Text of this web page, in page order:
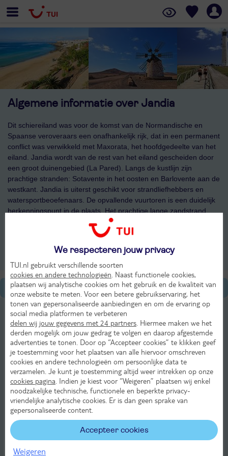
Algemene informatie over Jandia
Dit schiereiland was voor de komst van de Normandische en
Spaanse veroveraars een onafhankelijk rijk, dat in een permanent
conflict was verwikkeld met Maxorata, het hoofdgedeelte van het
eiland. Jandia wordt van de rest van het eiland gescheiden door
een groot duinengebied (La Pared). Langs de kustlijn zijn
prachtige stranden: Sotavente in het oosten en Barlovente aan de
westkant. Jandia is uiterst geschikt voor strandliefhebbers en
watersportbeoefenaars. De opvallende vuurtoren is een duidelijk
herkenningspunt in de plaats. Het prachtige lange zandstrand
loopt langs het hele dorp, en bestaat uit drie gedeeltes.
Bekijk ons aanbod
Algemene informatie
Eten & Drinken in Jandia
Kinderen in Jandia
Praktische informatie over Jandia
Winkelen in Jandia
Sport in Jandia
Stranden in Jandia
Transport en verhuur in Jandia
We respecteren jouw privacy
TUI.nl gebruikt verschillende soorten
cookies en andere technologieën . Naast functionele cookies,
plaatsen wij analytische cookies om het gebruik en de kwaliteit van
onze website te meten. Voor een betere gebruikservaring, het
tonen van gepersonaliseerde aanbiedingen en om de ervaring op
social media platformen te verbeteren
delen wij jouw gegevens met 24 partners . Hiermee maken we het
derden mogelijk om jouw gedrag te volgen en daarop afgestemde
advertenties te tonen. Door op “Accepteer cookies” te klikken geef
je toestemming voor het plaatsen van alle hiervoor omschreven
cookies en andere technologieën om persoonlijke data te
verzamelen. Je kunt je toestemming altijd weer intrekken op onze
cookies pagina . Indien je kiest voor “Weigeren” plaatsen wij enkel
noodzakelijke technische, functionele en beperkte privacy-
vriendelijke analytische cookies. Er is dan geen sprake van
gepersonaliseerde content.
Accepteer cookies
Weigeren